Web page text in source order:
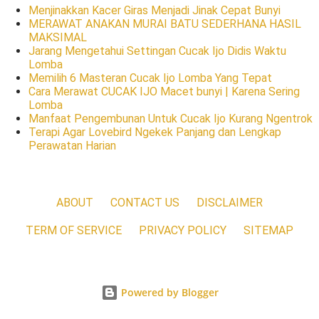
Menjinakkan Kacer Giras Menjadi Jinak Cepat Bunyi
MERAWAT ANAKAN MURAI BATU SEDERHANA HASIL
MAKSIMAL
Jarang Mengetahui Settingan Cucak Ijo Didis Waktu
Lomba
Memilih 6 Masteran Cucak Ijo Lomba Yang Tepat
Cara Merawat CUCAK IJO Macet bunyi | Karena Sering
Lomba
Manfaat Pengembunan Untuk Cucak Ijo Kurang Ngentrok
Terapi Agar Lovebird Ngekek Panjang dan Lengkap
Perawatan Harian
ABOUT CONTACT US DISCLAIMER
TERM OF SERVICE PRIVACY POLICY SITEMAP
Powered by Blogger